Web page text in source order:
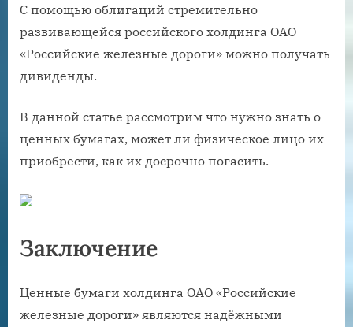
С помощью облигаций стремительно
развивающейся российского холдинга ОАО
«Российские железные дороги» можно получать
дивиденды.
В данной статье рассмотрим что нужно знать о
ценных бумагах, может ли физическое лицо их
приобрести, как их досрочно погасить.
Заключение
Ценные бумаги холдинга ОАО «Российские
железные дороги» являются надёжными